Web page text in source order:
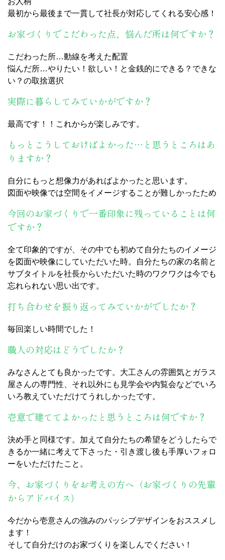
最初から最後まで一貫して社長が対応してくれる安心感！
お家づくりでこだわった点、悩んだ所は何ですか？
こだわった所…動線を考えた配置
悩んだ所…やりたい！欲しい！と金銭的にできる？できな
い？の取捨選択
実際に暮らしてみていかがですか？
最高です！！これからが楽しみです。
もっとこうしておけばよかった…と思うところはあ
りますか？
自分にもっと想像力があればよかったと思います。
図面や映像では空間をイメージすることが難しかったため
今回のお家づくりで一番印象に残っていることは何
ですか？
全て印象的ですが、その中でも初めて自分たちのイメージ
を図面や映像にしていただいた時。自分たちの家の名前と
サブタイトルを社長からいただいた時のワクワクは今でも
忘れられない思い出です。
打ち合わせを振り返ってみていかがでしたか？
毎回楽しい時間でした！
職人の対応はどうでしたか？
みなさんとても良かったです。大工さんの雰囲気とガラス
屋さんの専門性、それ以外にも見学会や内覧会などでいろ
いろ教えていただけてうれしかったです。
壱意で建ててよかったと思うところは何ですか？
決め手と同様です。加えて自分たちの希望をどうしたらで
きるか一緒に考えて下さった・引き渡し後も手厚いフォロ
ーをいただけたこと。
今、お家づくりをお考えの方へ（お家づくりの先輩
からアドバイス）
今だから壱意さんの強みのパッシブデザインをおススメし
ます！
そして自分だけのお家づくりを楽しんでください！